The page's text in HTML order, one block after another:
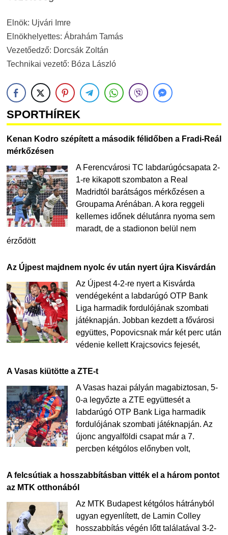
Elnök: Ujvári Imre
Elnökhelyettes: Ábrahám Tamás
Vezetőedző: Dorcsák Zoltán
Technikai vezető: Bóza László
SPORTHÍREK
Kenan Kodro szépített a második félidőben a Fradi-Reál
mérkőzésen
A Ferencvárosi TC labdarúgócsapata 2-
1-re kikapott szombaton a Real
Madridtól barátságos mérkőzésen a
Groupama Arénában. A kora reggeli
kellemes időnek délutánra nyoma sem
maradt, de a stadionon belül nem
érződött
Az Újpest majdnem nyolc év után nyert újra Kisvárdán
Az Újpest 4-2-re nyert a Kisvárda
vendégeként a labdarúgó OTP Bank
Liga harmadik fordulójának szombati
játéknapján. Jobban kezdett a fővárosi
együttes, Popovicsnak már két perc után
védenie kellett Krajcsovics fejesét,
A Vasas kiütötte a ZTE-t
A Vasas hazai pályán magabiztosan, 5-
0-a legyőzte a ZTE együttesét a
labdarúgó OTP Bank Liga harmadik
fordulójának szombati játéknapján. Az
újonc angyalföldi csapat már a 7.
percben kétgólos előnyben volt,
A felcsútiak a hosszabbításban vitték el a három pontot
az MTK otthonából
Az MTK Budapest kétgólos hátrányból
ugyan egyenlített, de Lamin Colley
hosszabbítás végén lőtt találatával 3-2-